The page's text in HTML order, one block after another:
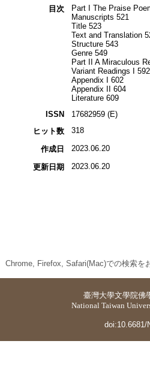
目次
Part I The Praise
Manuscripts 521
Title 523
Text and Translation
Structure 543
Genre 549
Part II A Miraculous
Variant Readings I 592
Appendix I 602
Appendix II 604
Literature 609
ISSN
17682959 (E)
ヒット数
318
作成日 2023.06.20
更新日期 2023.06.20
Chrome, Firefox, Safari(Mac)での検索を
臺灣大學文學院佛
National Taiwan
doi:10.6681/